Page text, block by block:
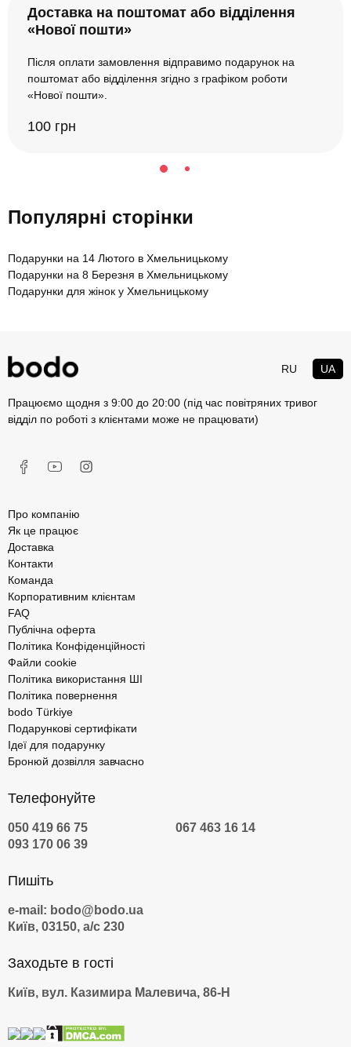
Доставка на поштомат або відділення
«Нової пошти»
Після оплати замовлення відправимо подарунок на
поштомат або відділення згідно з графіком роботи
«Нової пошти».
100 грн
Популярні сторінки
Подарунки на 14 Лютого в Хмельницькому
Подарунки на 8 Березня в Хмельницькому
Подарунки для жінок у Хмельницькому
RU UA
Працюємо щодня з 9:00 до 20:00 (під час повітряних тривог
відділ по роботі з клієнтами може не працювати)
Про компанію
Як це працює
Доставка
Контакти
Команда
Корпоративним клієнтам
FAQ
Публічна оферта
Політика Конфіденційності
Файли cookie
Політика використання ШІ
Політика повернення
bodo Türkiye
Подарункові сертифікати
Ідеї для подарунку
Бронюй дозвілля завчасно
Телефонуйте
050 419 66 75
067 463 16 14
093 170 06 39
Пишіть
e-mail: bodo@bodo.ua
Київ, 03150, а/с 230
Заходьте в гості
Київ, вул. Казимира Малевича, 86-Н